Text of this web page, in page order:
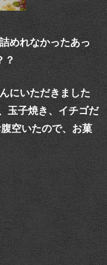
めれなかったあっ
？
にいただきました
玉子焼き、イチゴだ
いたので、お菓